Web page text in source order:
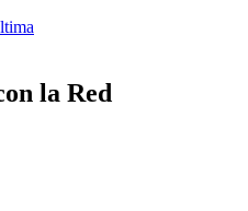
la Red